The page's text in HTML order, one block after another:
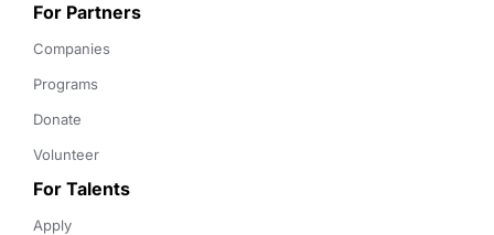
For Partners
Companies
Programs
Donate
Volunteer
For Talents
Apply